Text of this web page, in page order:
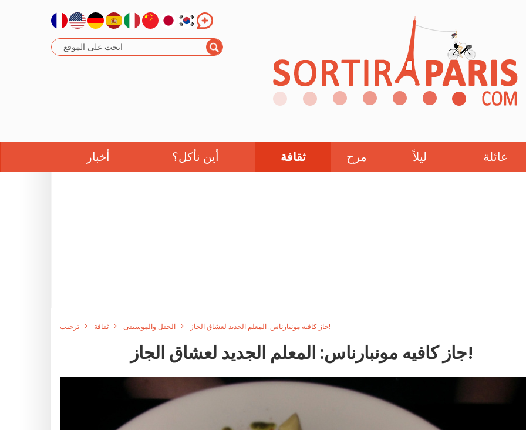
أخبار أين نأكل؟ ثقافة مرح ليلاً عائلة
ترحيب ثقافة الحفل والموسيقى جاز كافيه مونبارناس: المعلم الجديد لعشاق الجاز!
جاز كافيه مونبارناس: المعلم الجديد لعشاق الجاز!